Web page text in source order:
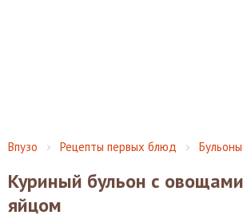
Впузо Рецепты первых блюд Бульоны
Куриный бульон с
яйцом